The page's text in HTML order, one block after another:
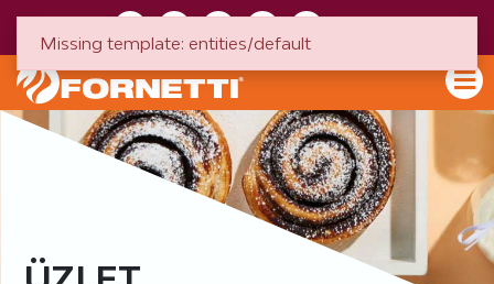
Missing template: entities/default